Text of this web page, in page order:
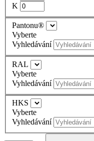
K
Pantonu®
Vyberte
Vyhledávání
RAL
Vyberte
Vyhledávání
HKS
Vyberte
Vyhledávání